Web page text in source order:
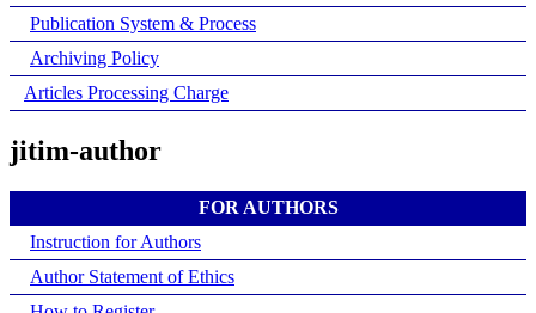
Publication System & Process
Archiving Policy
Articles Processing Charge
jitim-author
FOR AUTHORS
Instruction for Authors
Author Statement of Ethics